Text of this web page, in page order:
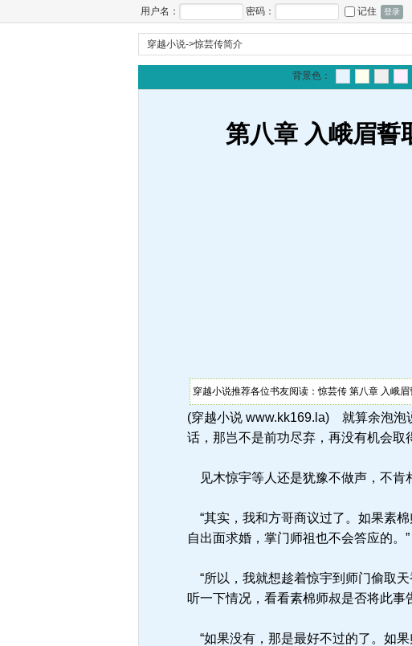
用户名： 密码： 记住
穿越小说->惊芸传简介
背景色：
第八章 入峨眉誓
穿越小说推荐各位书友阅读：惊芸传 第八章 入峨
(穿越小说 www.kk169.la) 就算余泡泡
话，那岂不是前功尽弃，再没有机会取
见木惊宇等人还是犹豫不做声，不肯
“其实，我和方哥商议过了。如果素
自出面求婚，掌门师祖也不会答应的。”
“所以，我就想趁着惊宇到师门偷取
听一下情况，看看素棉师叔是否将此事
“如果没有，那是最好不过的了。如